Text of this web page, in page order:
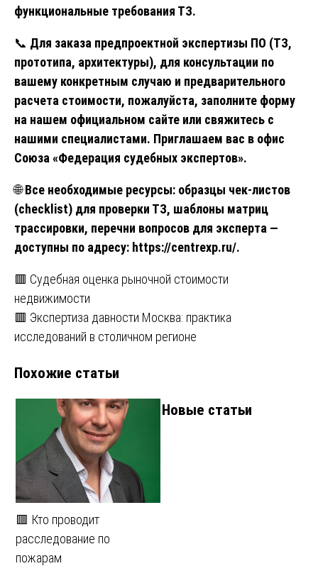
функциональные требования ТЗ.
📞 Для заказа предпроектной экспертизы ПО (ТЗ,
прототипа, архитектуры), для консультации по
вашему конкретным случаю и предварительного
расчета стоимости, пожалуйста, заполните форму
на нашем официальном сайте или свяжитесь с
нашими специалистами. Приглашаем вас в офис
Союза «Федерация судебных экспертов».
🌐Все необходимые ресурсы: образцы чек-листов
(checklist) для проверки ТЗ, шаблоны матриц
трассировки, перечни вопросов для эксперта —
доступны по адресу: https://centrexp.ru/.
Навигация
по
записям
🟥 Судебная оценка рыночной стоимости
недвижимости
🟥 Экспертиза давности Москва: практика
исследований в столичном регионе
Похожие статьи
🟥 Кто проводит
расследование по
пожарам
Новые статьи